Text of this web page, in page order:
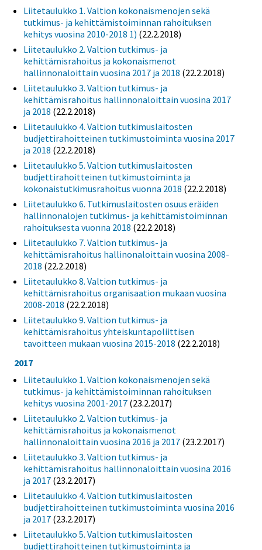
Liitetaulukko 1. Valtion kokonaismenojen sekä
tutkimus- ja kehittämistoiminnan rahoituksen
kehitys vuosina 2010-2018 1) (22.2.2018)
Liitetaulukko 2. Valtion tutkimus- ja
kehittämisrahoitus ja kokonaismenot
hallinnonaloittain vuosina 2017 ja 2018 (22.2.2018)
Liitetaulukko 3. Valtion tutkimus- ja
kehittämisrahoitus hallinnonaloittain vuosina 2017
ja 2018 (22.2.2018)
Liitetaulukko 4. Valtion tutkimuslaitosten
budjettirahoitteinen tutkimustoiminta vuosina 2017
ja 2018 (22.2.2018)
Liitetaulukko 5. Valtion tutkimuslaitosten
budjettirahoitteinen tutkimustoiminta ja
kokonaistutkimusrahoitus vuonna 2018 (22.2.2018)
Liitetaulukko 6. Tutkimuslaitosten osuus eräiden
hallinnonalojen tutkimus- ja kehittämistoiminnan
rahoituksesta vuonna 2018 (22.2.2018)
Liitetaulukko 7. Valtion tutkimus- ja
kehittämisrahoitus hallinonaloittain vuosina 2008-
2018 (22.2.2018)
Liitetaulukko 8. Valtion tutkimus- ja
kehittämisrahoitus organisaation mukaan vuosina
2008-2018 (22.2.2018)
Liitetaulukko 9. Valtion tutkimus- ja
kehittämisrahoitus yhteiskuntapoliittisen
tavoitteen mukaan vuosina 2015-2018 (22.2.2018)
2017
Liitetaulukko 1. Valtion kokonaismenojen sekä
tutkimus- ja kehittämistoiminnan rahoituksen
kehitys vuosina 2001-2017 (23.2.2017)
Liitetaulukko 2. Valtion tutkimus- ja
kehittämisrahoitus ja kokonaismenot
hallinnonaloittain vuosina 2016 ja 2017 (23.2.2017)
Liitetaulukko 3. Valtion tutkimus- ja
kehittämisrahoitus hallinnonaloittain vuosina 2016
ja 2017 (23.2.2017)
Liitetaulukko 4. Valtion tutkimuslaitosten
budjettirahoitteinen tutkimustoiminta vuosina 2016
ja 2017 (23.2.2017)
Liitetaulukko 5. Valtion tutkimuslaitosten
budjettirahoitteinen tutkimustoiminta ja